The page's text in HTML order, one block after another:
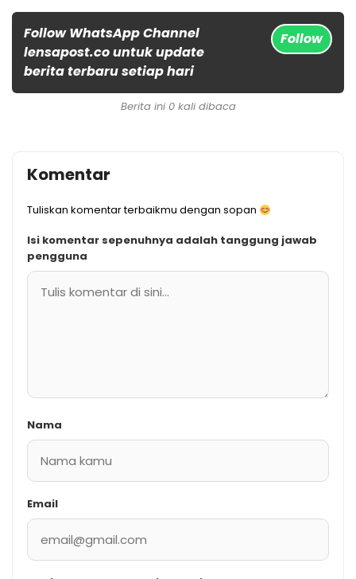
Follow WhatsApp Channel
lensapost.co untuk update
berita terbaru setiap hari
Follow
Berita ini 0 kali dibaca
Komentar
Tuliskan komentar terbaikmu dengan sopan
Isi komentar sepenuhnya adalah tanggung jawab
pengguna
Nama
Email